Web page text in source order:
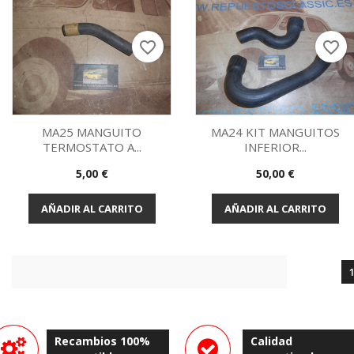
Vista rápida
MA25 MANGUITO
TERMOSTATO A...
Precio
5,00 €
AÑADIR AL CARRITO
favorite_border
Vista rápida
MA24 KIT MANGUITOS
INFERIOR...
Precio
50,00 €
AÑADIR AL CARRITO
favorite_border
1
Recambios 100%
Calidad